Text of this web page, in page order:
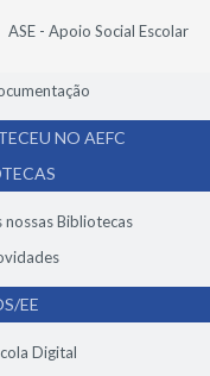
ASE - Apoio Social Escolar
NO AEFC
nossas Bibliotecas
EE
Digital